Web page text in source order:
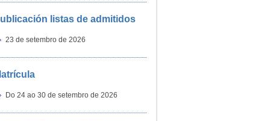
listas de admitidos
23 de setembro de 2026
Do 24 ao 30 de setembro de 2026